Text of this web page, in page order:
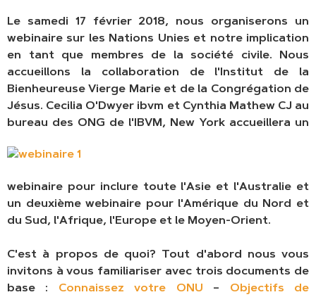
Le samedi 17 février 2018, nous organiserons un
webinaire sur les Nations Unies et notre implication
en tant que membres de la société civile. Nous
accueillons la collaboration de l'Institut de la
Bienheureuse Vierge Marie et de la Congrégation de
Jésus. Cecilia O'Dwyer ibvm et Cynthia Mathew CJ au
bureau des ONG de l'IBVM,
New York accueillera un
webinaire pour inclure toute l'Asie et l'Australie et
un deuxième webinaire pour l'Amérique du Nord et
du Sud, l'Afrique, l'Europe et le Moyen-Orient.
C'est à propos de quoi? Tout d'abord nous vous
invitons à vous familiariser avec trois documents de
base : Connaissez votre ONU – Objectifs de